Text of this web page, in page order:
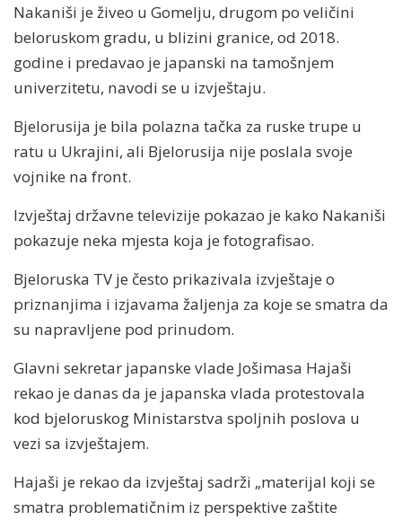
Nakaniši je živeo u Gomelju, drugom po veličini
beloruskom gradu, u blizini granice, od 2018.
godine i predavao je japanski na tamošnjem
univerzitetu, navodi se u izvještaju.
Bjelorusija je bila polazna tačka za ruske trupe u
ratu u Ukrajini, ali Bjelorusija nije poslala svoje
vojnike na front.
Izvještaj državne televizije pokazao je kako Nakaniši
pokazuje neka mjesta koja je fotografisao.
Bjeloruska TV je često prikazivala izvještaje o
priznanjima i izjavama žaljenja za koje se smatra da
su napravljene pod prinudom.
Glavni sekretar japanske vlade Jošimasa Hajaši
rekao je danas da je japanska vlada protestovala
kod bjeloruskog Ministarstva spoljnih poslova u
vezi sa izvještajem.
Hajaši je rekao da izvještaj sadrži „materijal koji se
smatra problematičnim iz perspektive zaštite